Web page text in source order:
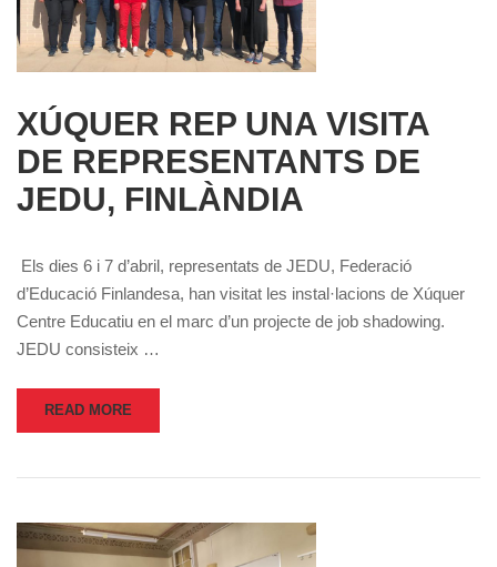
XÚQUER REP UNA VISITA
DE REPRESENTANTS DE
JEDU, FINLÀNDIA
Els dies 6 i 7 d’abril, representats de JEDU, Federació
d’Educació Finlandesa, han visitat les instal·lacions de Xúquer
Centre Educatiu en el marc d’un projecte de job shadowing.
JEDU consisteix …
READ MORE